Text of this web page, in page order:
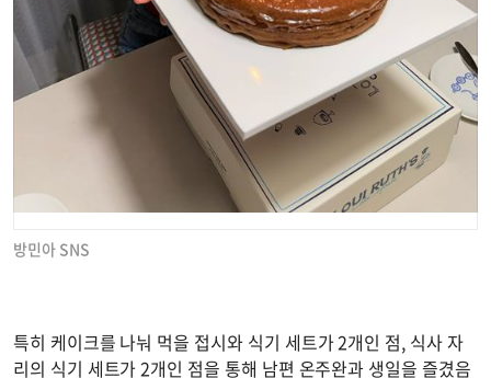
방민아 SNS
특히 케이크를 나눠 먹을 접시와 식기 세트가 2개인 점, 식사 자
리의 식기 세트가 2개인 점을 통해 남편 온주완과 생일을 즐겼음